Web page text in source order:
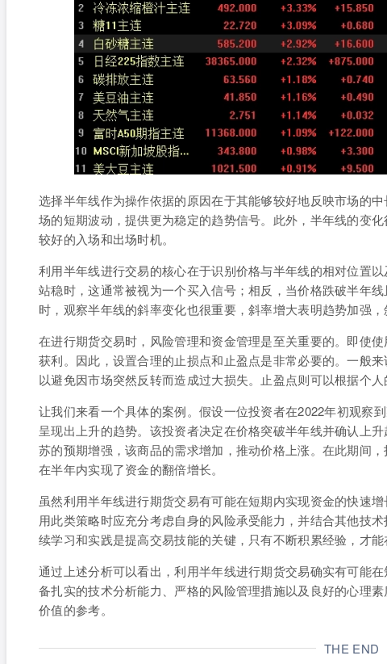
选择半年线作为操作依据的原因在于其能够较好地反映市场的
场的短期波动，提供更为稳定的趋势信号。此外，半年线的变
较好的入场和出场时机。
利用半年线进行交易的核心在于识别价格与半年线的相对位置
站稳时，这通常被视为一个买入信号；相反，当价格跌破半年
时，观察半年线的斜率变化也很重要，斜率增大表明趋势加强
在进行期货交易时，风险管理和资金管理是至关重要的。即使
获利。因此，设置合理的止损点和止盈点是非常必要的。一般
以避免因市场突然反转而造成过大损失。止盈点则可以根据个人
让我们来看一个具体的案例。假设一位投资者在2022年初观察
呈现出上升的趋势。该投资者决定在价格突破半年线并确认上
苏的预期增强，该商品的需求增加，推动价格上涨。在此期间
在半年内实现了资金的翻倍增长。
虽然利用半年线进行期货交易有可能在短期内实现资金的快速
用此类策略时应充分考虑自身的风险承受能力，并结合其他技
续学习和实践是提高交易技能的关键，只有不断积累经验，才
通过上述分析可以看出，利用半年线进行期货交易确实有可能
备扎实的技术分析能力、严格的风险管理措施以及良好的心理
价值的参考。
THE END